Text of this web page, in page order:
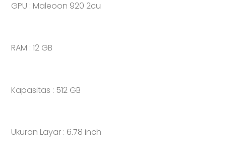
GPU : Maleoon 920 2cu
RAM : 12 GB
Kapasitas : 512 GB
Ukuran Layar : 6.78 inch